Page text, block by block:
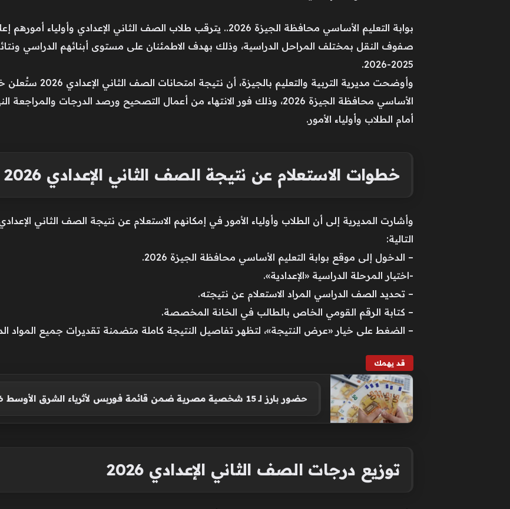
بوابة التعليم الأساسي محافظة الجيزة 2026.. يترقب طلاب الصف الثاني
صفوف النقل بمختلف المراحل الدراسية، وذلك بهدف الاطمئنان على مستوى أبنائهم الدراسي
2025-2026.
وأوضحت مديرية التربية
الأساسي محافظة الجيزة 2026، وذلك فور الانتهاء من أعمال التصحيح ورصد الدرجات
أمام الطلاب وأولياء الأمور.
خطوات الاستعلام عن نتيجة الصف الثاني الإعدادي 2026
وأشارت المديرية إلى أن الطلاب وأولياء الأمور في إمكانهم الاستعلام عن نتيجة الصف الثاني
التالية:
– الدخول إلى موقع بوابة التعليم الأساسي محافظة الجيزة 2026.
-اختيار المرحلة الدراسية «الإعدادية».
– تحديد الصف الدراسي المراد الاستعلام عن نتيجته.
– كتابة الرقم القومي الخاص بالطالب في الخانة المخصصة.
– الضغط على خيار «عرض النتيجة»، لتظهر تفاصيل النتيجة كاملة متضمنة تقديرات جميع المواد
قد يهمك
حضور بارز لـ 15 شخصية مصرية ضمن قائمة فوربس لأثرياء الشرق الأوسط 2026
توزيع درجات الصف الثاني الإعدادي 2026